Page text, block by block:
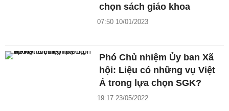
chọn sách giáo khoa
07:50 10/01/2023
Phó Chủ nhiệm Ủy ban Xã
hội: Liệu có những vụ Việt
Á trong lựa chọn SGK?
19:17 23/05/2022